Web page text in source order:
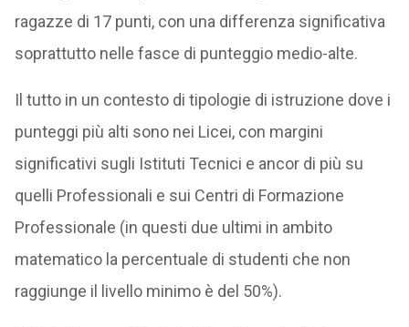
ragazze di 17 punti, con una differenza significativa
soprattutto nelle fasce di punteggio medio-alte.
Il tutto in un contesto di tipologie di istruzione dove i
punteggi più alti sono nei Licei, con margini
significativi sugli Istituti Tecnici e ancor di più su
quelli Professionali e sui Centri di Formazione
Professionale (in questi due ultimi in ambito
matematico la percentuale di studenti che non
raggiunge il livello minimo è del 50%).